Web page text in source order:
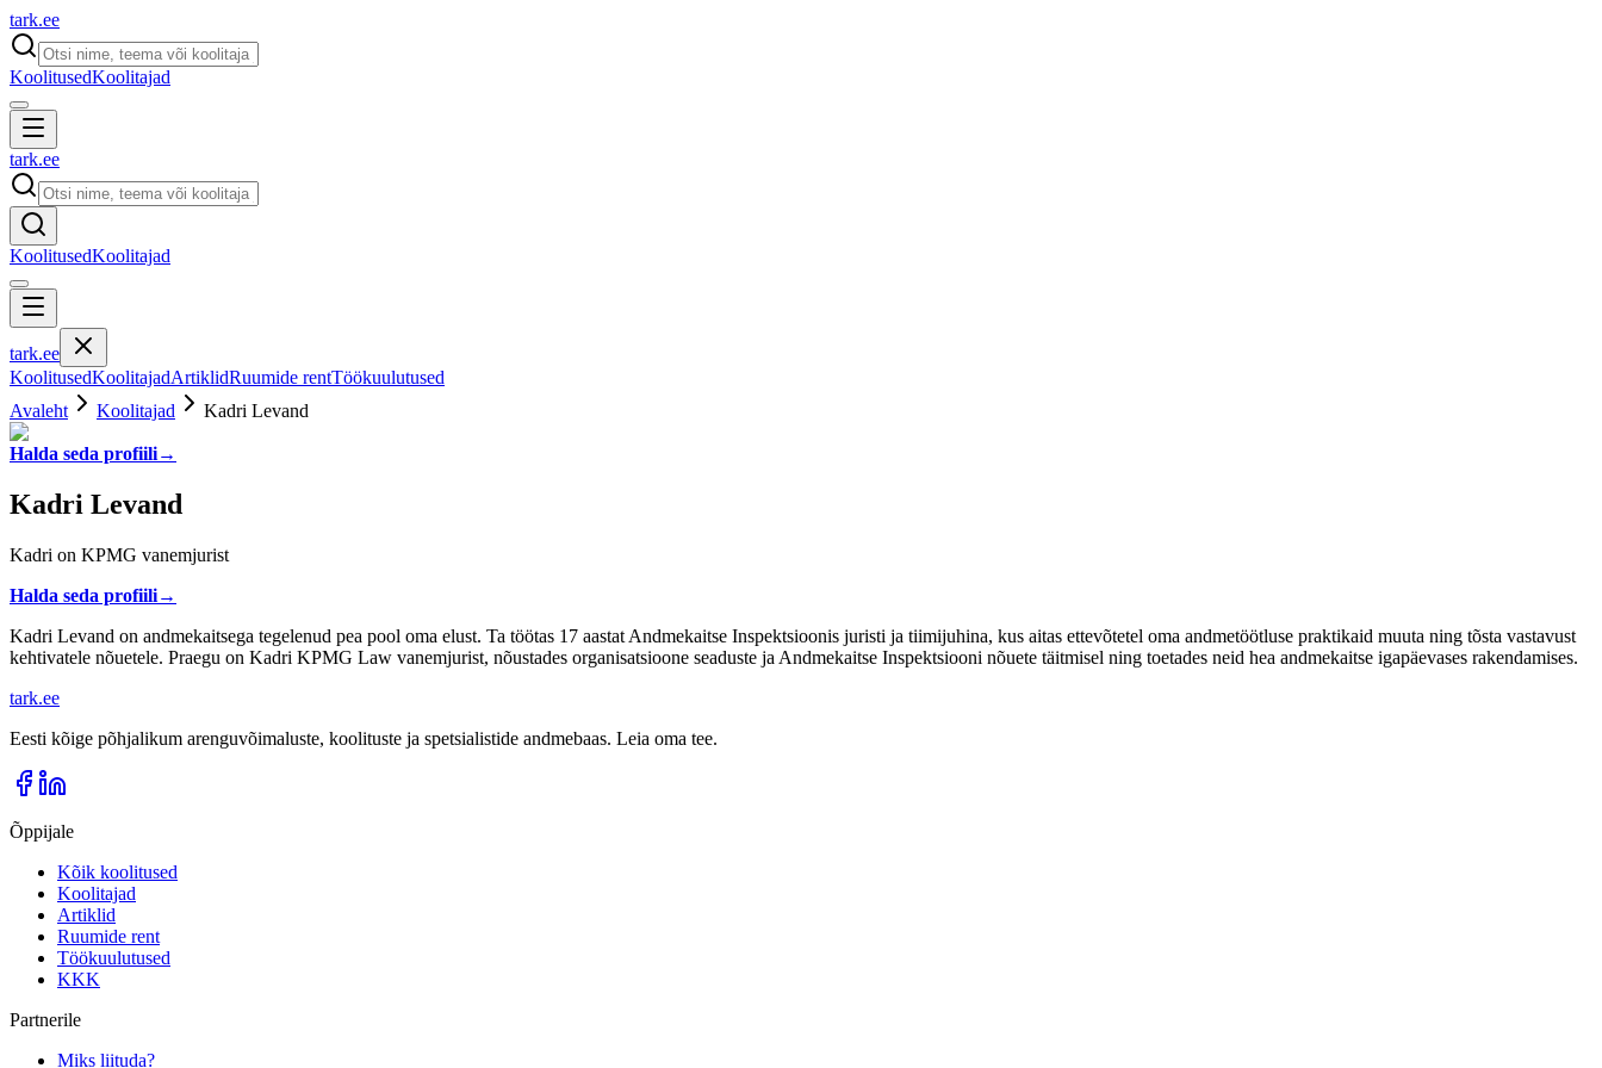
tark.ee
KoolitusedKoolitajad
tark.ee
KoolitusedKoolitajad
tark.ee
KoolitusedKoolitajadArtiklidRuumide rentTöökuulutused
Avaleht
Koolitajad Kadri Levand
Halda seda profiili→
Kadri Levand
Kadri on KPMG vanemjurist
Halda seda profiili→
Kadri Levand on andmekaitsega tegelenud pea pool oma elust. Ta töötas 17 aastat Andmekaitse Inspektsioonis juristi ja tiimijuhina, kus aitas ettevõtetel oma andmetöötluse praktikaid muuta ning tõsta vastavust
kehtivatele nõuetele. Praegu on Kadri KPMG Law vanemjurist, nõustades organisatsioone seaduste ja Andmekaitse Inspektsiooni nõuete täitmisel ning toetades neid hea andmekaitse igapäevases rakendamises.
tark.ee
Eesti kõige põhjalikum arenguvõimaluste, koolituste ja spetsialistide andmebaas. Leia oma tee.
Õppijale
Kõik koolitused
Koolitajad
Artiklid
Ruumide rent
Töökuulutused
KKK
Partnerile
Miks liituda?